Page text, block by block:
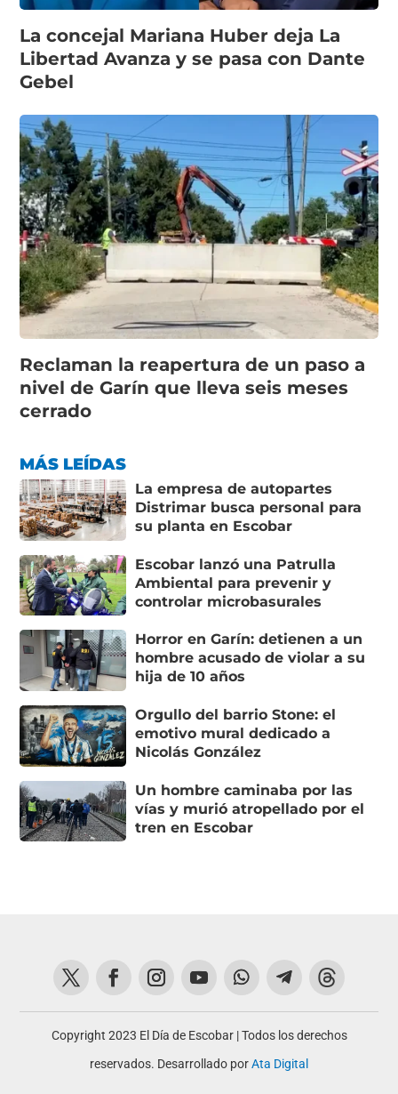
La concejal Mariana Huber deja La
Libertad Avanza y se pasa con Dante
Gebel
Reclaman la reapertura de un paso a
nivel de Garín que lleva seis meses
cerrado
MÁS LEÍDAS
La empresa de autopartes
Distrimar busca personal para
su planta en Escobar
Escobar lanzó una Patrulla
Ambiental para prevenir y
controlar microbasurales
Horror en Garín: detienen a un
hombre acusado de violar a su
hija de 10 años
Orgullo del barrio Stone: el
emotivo mural dedicado a
Nicolás González
Un hombre caminaba por las
vías y murió atropellado por el
tren en Escobar
Copyright 2023 El Día de Escobar | Todos los derechos
reservados. Desarrollado porAta Digital